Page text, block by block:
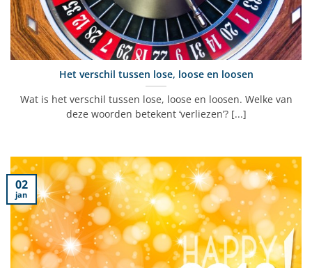
Het verschil tussen lose, loose en loosen
Wat is het verschil tussen lose, loose en loosen. Welke van
deze woorden betekent ‘verliezen’? [...]
02
jan